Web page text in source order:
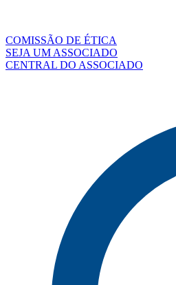
COMISSÃO DE ÉTICA
SEJA UM ASSOCIADO
CENTRAL DO ASSOCIADO